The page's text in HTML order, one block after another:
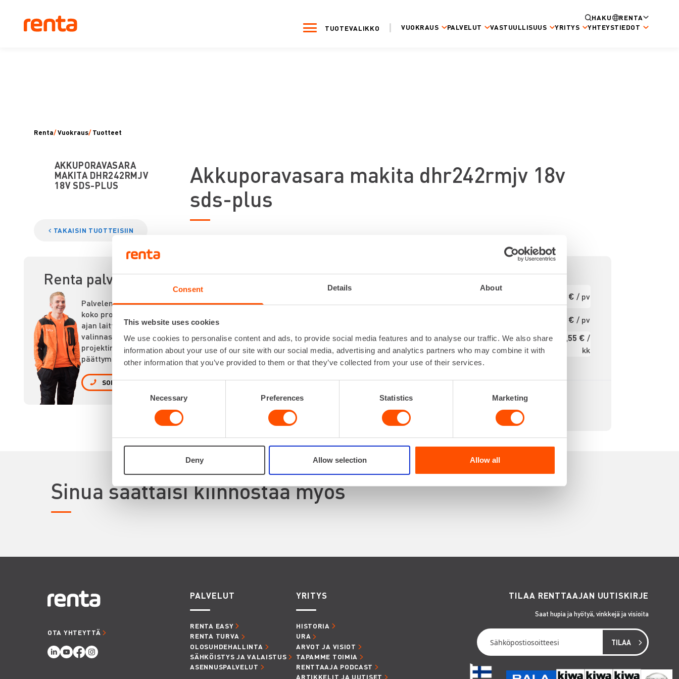
Consent Details About
This website uses cookies
We use cookies to personalise content and ads, to provide social media features and to analyse our traffic. We also share
information about your use of our site with our social media, advertising and analytics partners who may combine it with
other information that you’ve provided to them or that they’ve collected from your use of their services.
Consent
Necessary Preferences Statistics Marketing
Deny Allow selection Allow all
HAKU
RENTA
TUOTEVALIKKO
VUOKRAUS PALVELUT VASTUULLISUUS YRITYS YHTEYSTIEDOT
Renta/Vuokraus/ Tuotteet
AKKUPORAVASARA
MAKITA DHR242RMJV
18V SDS-PLUS
TAKAISIN TUOTTEISIIN
Renta palvelee
Palvelemme
koko prosessin
ajan laitteiden
valinnasta
projektin
päättymiseen.
SOITA
Akkuporavasara makita dhr242rmjv 18v
sds-plus
AKKUPORAVASARA 18-22V
Iskuluku
Iskuvoima
2,0 J
Lisätiedot
HILTI TE DRS-4-A
pölynpoistojärjestelmä
Ensimmäinen
22,05 € / pv
17,64 € / pv
Kuukausi
285,55 € /
kk
Alv 0 %
Sinua saattaisi kiinnostaa myös
OTA YHTEYTTÄ
PALVELUT
RENTA EASY
RENTA TURVA
OLOSUHDEHALLINTA
SÄHKÖISTYS JA VALAISTUS
ASENNUSPALVELUT
YRITYS
HISTORIA
URA
ARVOT JA VISIOT
TAPAMME TOIMIA
RENTTAAJA PODCAST
ARTIKKELIT JA UUTISET
TILAA RENTTAAJAN UUTISKIRJE
Saat hupia ja hyötyä, vinkkejä ja visioita